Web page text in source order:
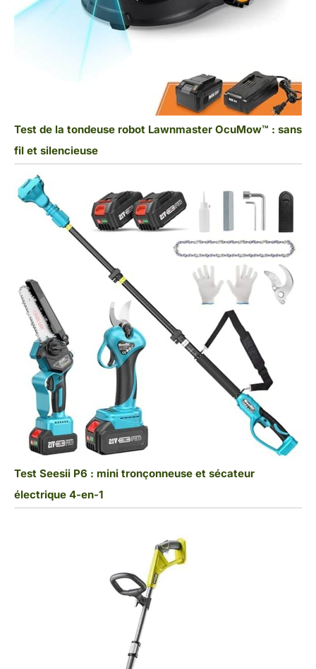
Test de la tondeuse robot Lawnmaster OcuMow™ : sans
fil et silencieuse
Test Seesii P6 : mini tronçonneuse et sécateur
électrique 4-en-1